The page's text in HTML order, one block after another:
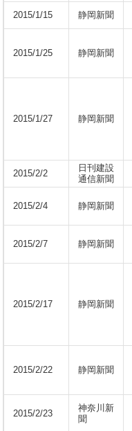
2015/1/15 静岡新聞
2015/1/25 静岡新聞
2015/1/27 静岡新聞
2015/2/2
日刊建設
通信新聞
2015/2/4 静岡新聞
2015/2/7 静岡新聞
2015/2/17 静岡新聞
2015/2/22 静岡新聞
2015/2/23
神奈川新
聞